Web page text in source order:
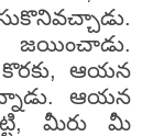
జయించాడు.
ఆయన
ఆయన
మీరు మీ